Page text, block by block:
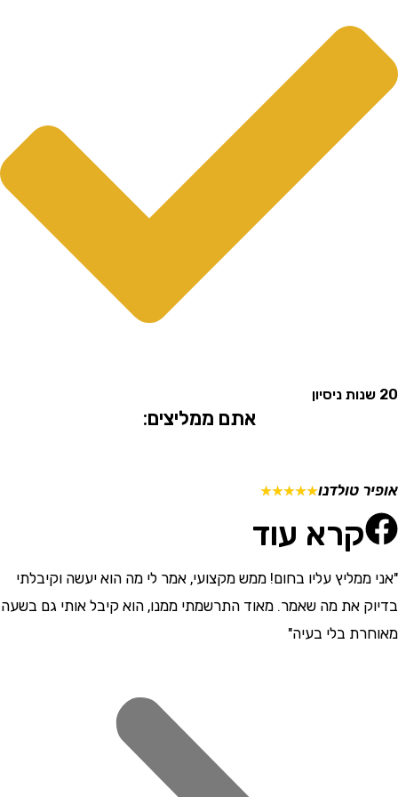
אתם ממליצים:
טולדנו☆
☆
☆
☆
☆
קרא עוד
עליו בחום! ממש מקצועי, אמר לי מה הוא יעשה וקיבלתי
את מה שאמר. מאוד התרשמתי ממנו, הוא קיבל אותי גם בשעה
בלי בעיה"